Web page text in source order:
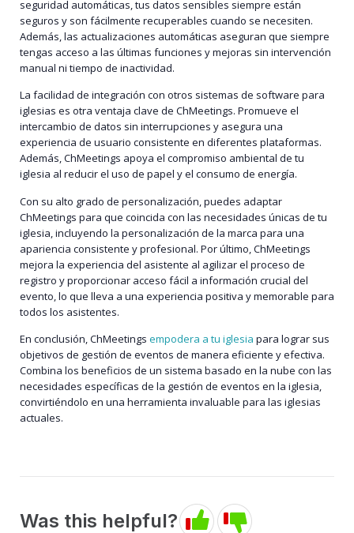
seguridad automáticas, tus datos sensibles siempre están
seguros y son fácilmente recuperables cuando se necesiten.
Además, las actualizaciones automáticas aseguran que siempre
tengas acceso a las últimas funciones y mejoras sin intervención
manual ni tiempo de inactividad.
La facilidad de integración con otros sistemas de software para
iglesias es otra ventaja clave de ChMeetings. Promueve el
intercambio de datos sin interrupciones y asegura una
experiencia de usuario consistente en diferentes plataformas.
Además, ChMeetings apoya el compromiso ambiental de tu
iglesia al reducir el uso de papel y el consumo de energía.
Con su alto grado de personalización, puedes adaptar
ChMeetings para que coincida con las necesidades únicas de tu
iglesia, incluyendo la personalización de la marca para una
apariencia consistente y profesional. Por último, ChMeetings
mejora la experiencia del asistente al agilizar el proceso de
registro y proporcionar acceso fácil a información crucial del
evento, lo que lleva a una experiencia positiva y memorable para
todos los asistentes.
En conclusión, ChMeetings empodera a tu iglesia para lograr sus
objetivos de gestión de eventos de manera eficiente y efectiva.
Combina los beneficios de un sistema basado en la nube con las
necesidades específicas de la gestión de eventos en la iglesia,
convirtiéndolo en una herramienta invaluable para las iglesias
actuales.
Was this helpful?